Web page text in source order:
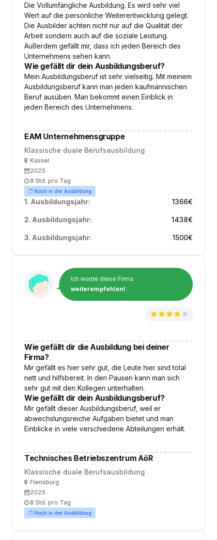
Die Vollumfängliche Ausbildung. Es wird sehr viel
Wert auf die persönliche Weiterentwicklung gelegt.
Die Ausbilder achten nicht nur auf die Qualität der
Arbeit sondern auch auf die soziale Leistung.
Außerdem gefällt mir, dass ich jeden Bereich des
Unternehmens sehen kann.
Wie gefällt dir dein Ausbildungsberuf?
Mein Ausbildungsberuf ist sehr vielseitig. Mit meinem
Ausbildungsberuf kann man jeden kaufmännischen
Beruf ausüben. Man bekommt einen Einblick in
jeden Bereich des Unternehmens.
EAM Unternehmensgruppe
Klassische duale Berufsausbildung
OrtKassel
Ausbildungsbeginn
2025
Arbeitszeit
8 Std. pro Tag
Noch in der Ausbildung
1. Ausbildungsjahr: 1366€
2. Ausbildungsjahr: 1438€
3. Ausbildungsjahr: 1500€
Ich würde diese Firma
weiterempfehlen!
Wie gefällt dir die Ausbildung bei deiner
Firma?
Mir gefällt es hier sehr gut, die Leute hier sind total
nett und hilfsbereit. In den Pausen kann man sich
sehr gut mit den Kollegen unterhalten.
Wie gefällt dir dein Ausbildungsberuf?
Mir gefällt dieser Ausbildungsberuf, weil er
abwechslungsreiche Aufgaben bietet und man
Einblicke in viele verschiedene Abteilungen erhält.
Technisches Betriebszentrum AöR
Klassische duale Berufsausbildung
OrtFlensburg
Ausbildungsbeginn
2025
Arbeitszeit
8 Std. pro Tag
Noch in der Ausbildung